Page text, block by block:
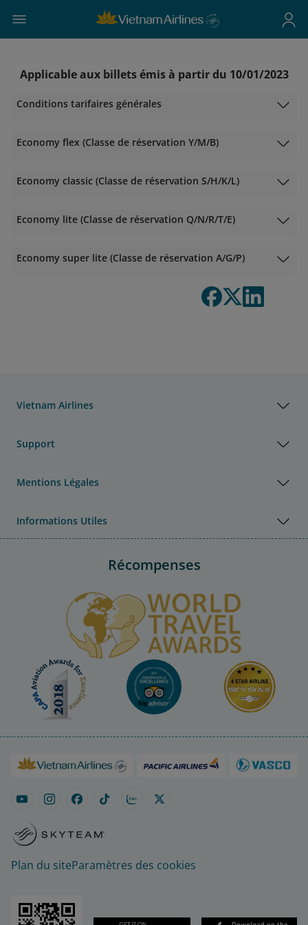
Applicable aux billets émis à partir du 10/01/2023
Conditions tarifaires générales
Economy flex (Classe de réservation Y/M/B)
Economy classic (Classe de réservation S/H/K/L)
Economy lite (Classe de réservation Q/N/R/T/E)
Economy super lite (Classe de réservation A/G/P)
Vietnam Airlines
Support
Mentions Légales
Informations Utiles
Récompenses
Plan du siteParamètres des cookies